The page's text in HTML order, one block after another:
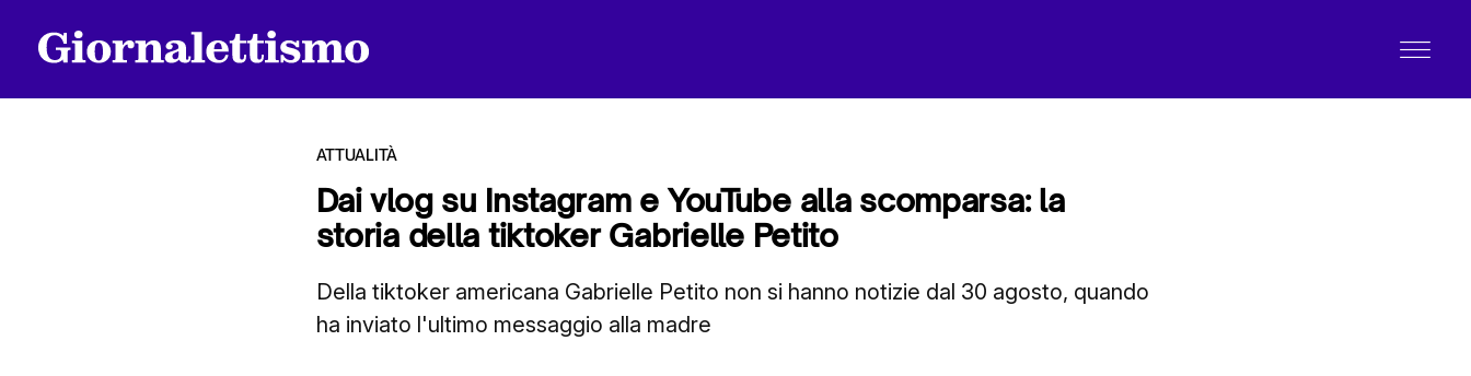
ATTUALITÀ
Dai vlog su Instagram e YouTube alla scomparsa: la
storia della tiktoker Gabrielle Petito
Della tiktoker americana Gabrielle Petito non si hanno notizie dal 30 agosto, quando
ha inviato l'ultimo messaggio alla madre